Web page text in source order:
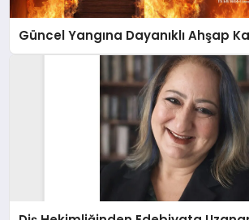
Güncel Yangına Dayanıklı Ahşap